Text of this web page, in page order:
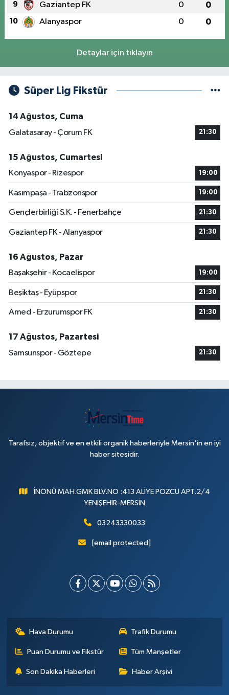
9 Gaziantep FK 0 0
10 Alanyaspor 0 0
Detaylar için tıklayın
Süper Lig Fikstür
14 Ağustos, Cuma
Galatasaray - Çorum FK
21:30
15 Ağustos, Cumartesi
Konyaspor - Rizespor
19:00
Kasımpaşa - Trabzonspor 19:00
Gençlerbirliği S.K. - Fenerbahçe 21:30
Gaziantep FK - Alanyaspor 21:30
16 Ağustos, Pazar
Başakşehir - Kocaelispor
19:00
Beşiktaş - Eyüpspor 21:30
Amed - Erzurumspor FK 21:30
17 Ağustos, Pazartesi
Samsunspor - Göztepe
21:30
Tarafsız, objektif ve en etkili organik haberleriyle Mersin'in en iyi
haber sitesidir.
İNÖNÜ MAH.GMK BLV.NO :413 ALİYE POZCU APT.2/4
YENİŞEHİR-MERSİN
03243330033
[email protected]
Hava Durumu Trafik Durumu
Puan Durumu ve Fikstür Tüm Manşetler
Son Dakika Haberleri Haber Arşivi